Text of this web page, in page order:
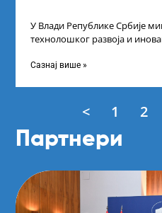
У Влади Републике Србије
технолошког развоја и
Сазнај више »
< 1 2
Партнери